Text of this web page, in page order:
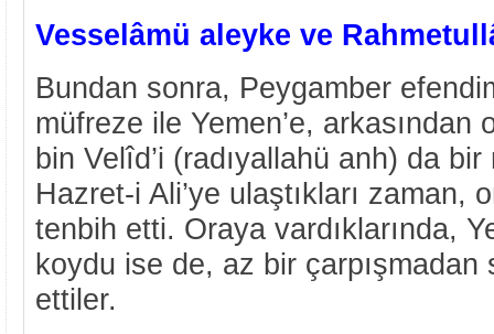
Vesselâmü aleyke ve
Bundan sonra, Peygamber
müfreze ile Yemen’e, arkasından
bin Velîd’i (radıyallahü anh) da
Hazret-i Ali’ye ulaştıkları zaman,
tenbih etti. Oraya vardıklarında,
koydu ise de, az bir çarpışmadan
ettiler.